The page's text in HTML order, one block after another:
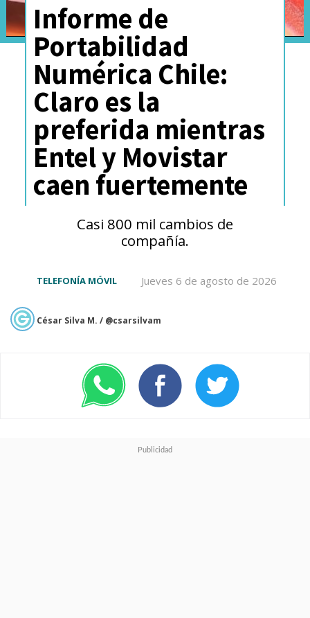
Informe de
Portabilidad
Numérica Chile:
Claro es la
preferida mientras
Entel y Movistar
caen fuertemente
Casi 800 mil cambios de
compañía.
Jueves 6 de agosto de 2026
TELEFONÍA MÓVIL
César Silva M. / @csarsilvam